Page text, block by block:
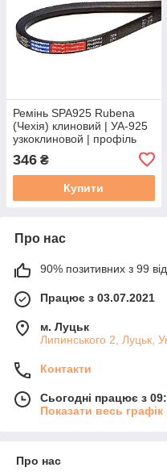
Ремінь SPA925 Rubena
(Чехія) клиновий | УА-925
узкоклиновой | профіль
346 ₴
Купити
Про нас
90% позитивних з 99
Працює з 03.07.2021
м. Луцьк
Липинського 2, Луцьк,
Контакти
Сьогодні працює з
Показати весь
Про нас